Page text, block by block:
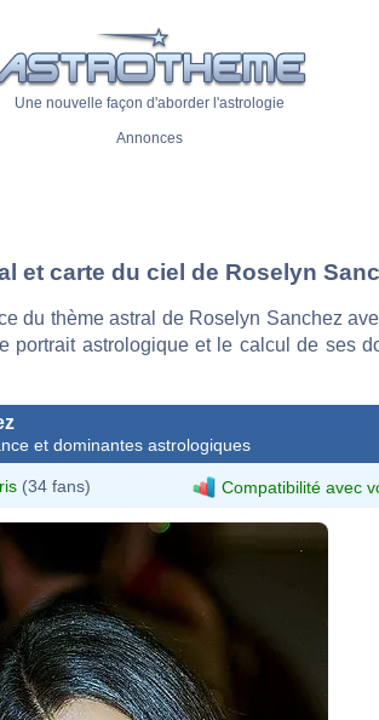
Une nouvelle façon d'aborder l'astrologie
Annonces
et carte du ciel de Roselyn
du thème astral de Roselyn Sanchez
portrait astrologique et le calcul de ses
et dominantes astrologiques
(34 fans) Compatibilité avec